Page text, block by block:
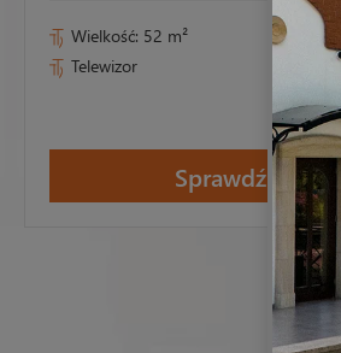
Wielkość: 52 m²
Telewizor
2
Sprawdź